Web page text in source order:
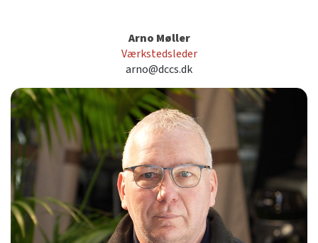
Arno Møller
Værkstedsleder
arno@dccs.dk